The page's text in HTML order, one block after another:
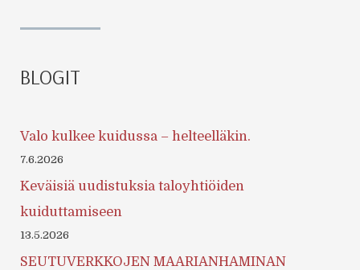
BLOGIT
Valo kulkee kuidussa – helteelläkin.
7.6.2026
Keväisiä uudistuksia taloyhtiöiden
kuiduttamiseen
13.5.2026
SEUTUVERKKOJEN MAARIANHAMINAN